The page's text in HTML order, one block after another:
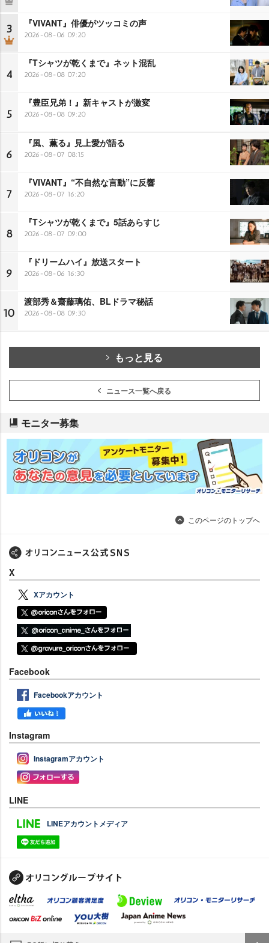
3 『VIVANT』俳優がツッコミの声
2026-08-06 09:20
4
『Tシャツが乾くまで』ネット混乱
2026-08-08 07:20
5
『豊臣兄弟！』新キャストが激変
2026-08-08 09:20
6
『風、薫る』見上愛が語る
2026-08-07 08:15
7
『VIVANT』“不自然な言動”に反響
2026-08-07 16:20
8
『Tシャツが乾くまで』5話あらすじ
2026-08-07 09:00
9
『ドリームハイ』放送スタート
2026-08-06 16:30
10
渡部秀＆齋藤璃佑、BLドラマ秘話
2026-08-08 09:30
もっと見る
ニュース一覧へ戻る
モニター募集
このページのトップへ
X
Xアカウント
Facebook
Facebookアカウント
Instagram
Instagramアカウント
LINE
LINEアカウントメディア